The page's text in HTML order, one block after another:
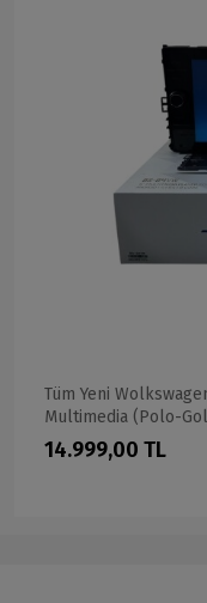
Tüm Yeni
Multimedia (Polo-
14.999,00 TL